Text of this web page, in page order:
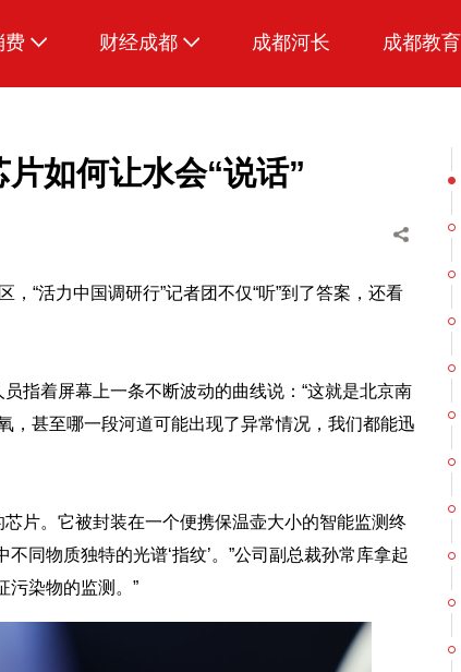
费 财经成都 成都河长 成都教育
如何让水会“说话”
“活力中国调研行”记者团不仅“听”到了答案，还看
指着屏幕上一条不断波动的曲线说：“这就是北京南
，甚至哪一段河道可能出现了异常情况，我们都能迅
片。它被封装在一个便携保温壶大小的智能监测终
同物质独特的光谱‘指纹’。”公司副总裁孙常库拿起
污染物的监测。”